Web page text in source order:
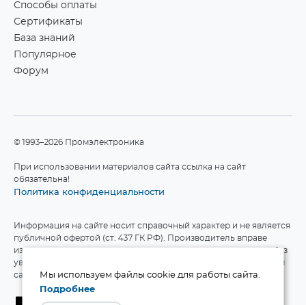
Способы оплаты
Сертификаты
База знаний
Популярное
Форум
©1993–2026 Промэлектроника
При использовании материалов сайта ссылка на сайт
обязательна!
Политика конфиденциальности
Информация на сайте носит справочный характер и не является
публичной офертой (ст. 437 ГК РФ). Производитель вправе
изменять технические характеристики и комплект поставки без
уведомления. Актуальные данные приведены на официальном
сайте производителя.
Мы используем файлы cookie для работы сайта.
Подробнее